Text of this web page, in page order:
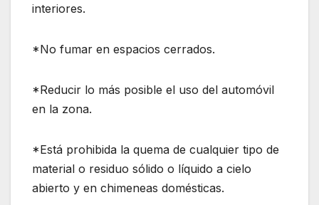
interiores.
*No fumar en espacios cerrados.
*Reducir lo más posible el uso del automóvil
en la zona.
*Está prohibida la quema de cualquier tipo de
material o residuo sólido o líquido a cielo
abierto y en chimeneas domésticas.